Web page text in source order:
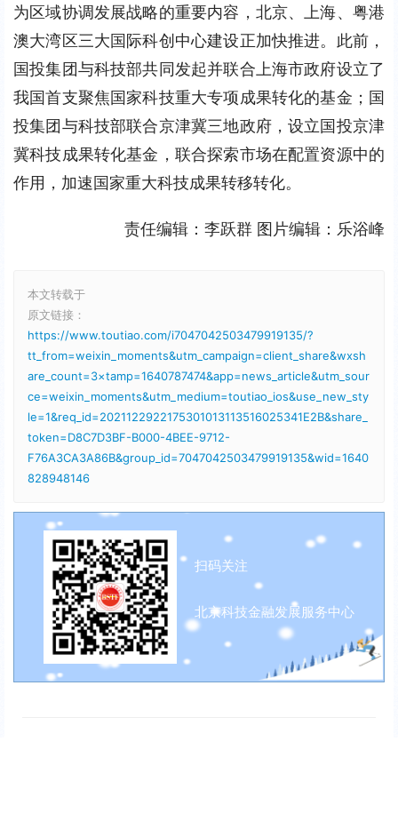
为区域协调发展战略的重要内容，北京、上海、粤港
澳大湾区三大国际科创中心建设正加快推进。此前，
国投集团与科技部共同发起并联合上海市政府设立了
我国首支聚焦国家科技重大专项成果转化的基金；国
投集团与科技部联合京津冀三地政府，设立国投京津
冀科技成果转化基金，联合探索市场在配置资源中的
作用，加速国家重大科技成果转移转化。
责任编辑：李跃群 图片编辑：乐浴峰
本文转载于
原文链接：
https://www.toutiao.com/i7047042503479919135/?
tt_from=weixin_moments&utm_campaign=client_share&wxsh
are_count=3×tamp=1640787474&app=news_article&utm_sour
ce=weixin_moments&utm_medium=toutiao_ios&use_new_sty
le=1&req_id=2021122922175301013113516025341E2B&share_
token=D8C7D3BF-B000-4BEE-9712-
F76A3CA3A86B&group_id=7047042503479919135&wid=1640
828948146
扫码关注
北京科技金融发展服务中心